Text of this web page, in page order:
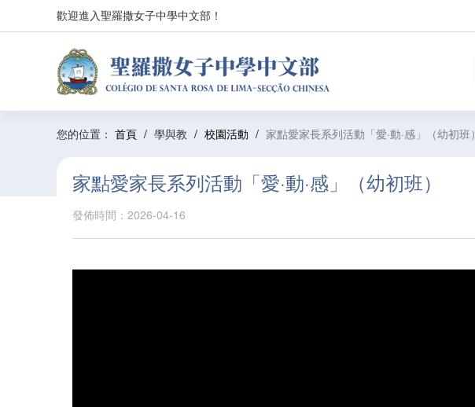
歡迎進入聖羅撒女子中學中文部！
您的位置： 首頁 / 學與教 / 校園活動 / 家點愛家⾧系列活動「愛·動·感」（幼初班）
家點愛家⾧系列活動「愛·動·感」（幼初班）
發佈時間：2026-04-16